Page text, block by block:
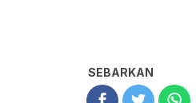
SEBARKAN